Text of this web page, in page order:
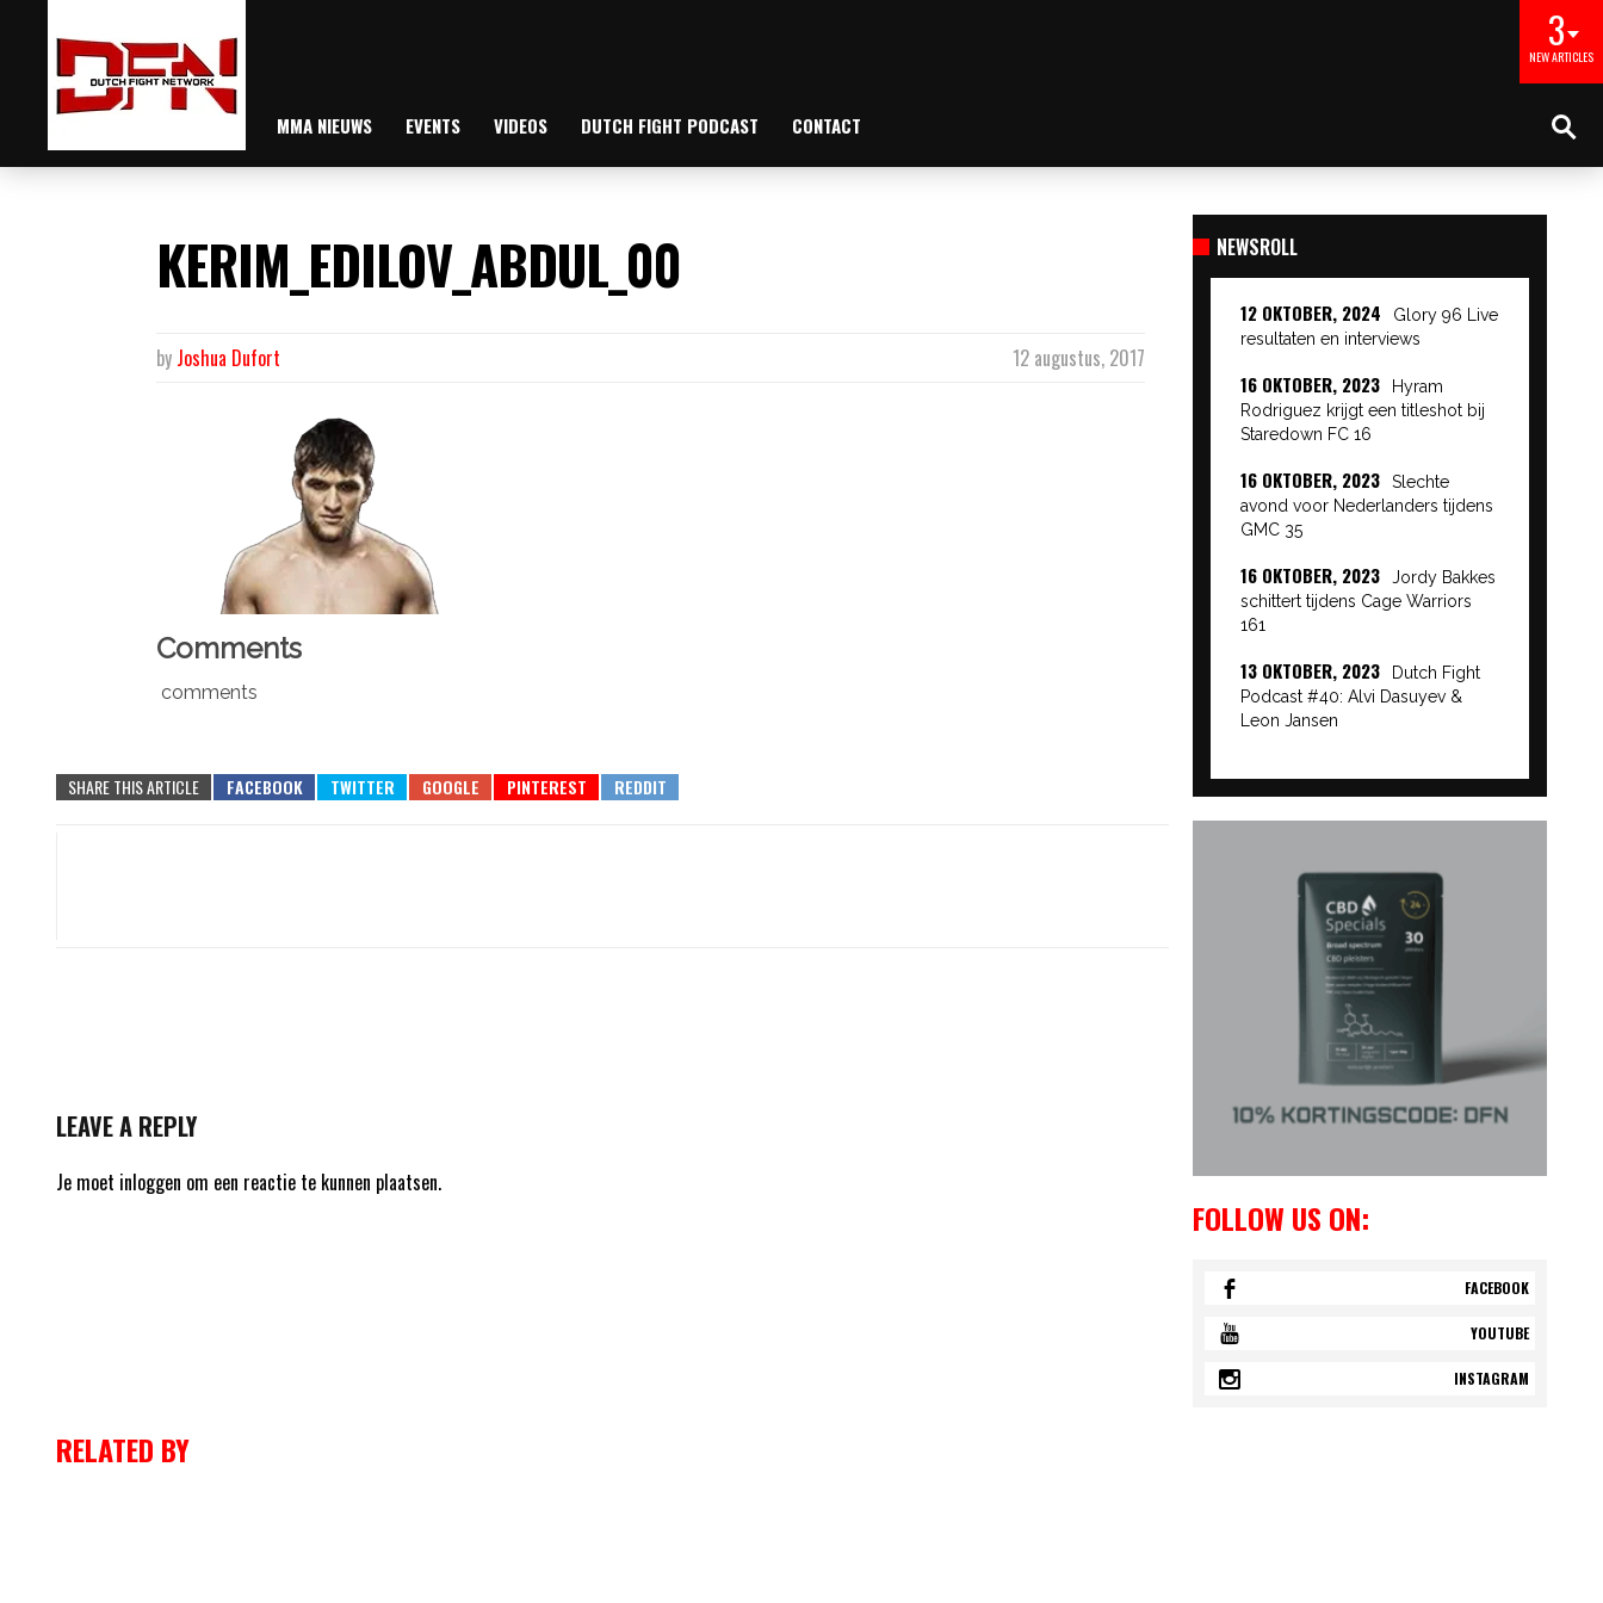
3
NEW ARTICLES
MMA NIEUWS EVENTS VIDEOS DUTCH FIGHT PODCAST CONTACT
KERIM_EDILOV_ABDUL_00
12 augustus, 2017
by Joshua Dufort
Comments
comments
SHARE THIS ARTICLE
LEAVE A REPLY
Je moet inloggen om een reactie te kunnen plaatsen.
NEWSROLL
12 OKTOBER, 2024
Glory 96 Live
resultaten en interviews
16 OKTOBER, 2023
Hyram
Rodriguez krijgt een titleshot bij
Staredown FC 16
16 OKTOBER, 2023
Slechte
avond voor Nederlanders tijdens
GMC 35
16 OKTOBER, 2023
Jordy Bakkes
schittert tijdens Cage Warriors
161
13 OKTOBER, 2023
Dutch Fight
Podcast #40: Alvi Dasuyev &
Leon Jansen
FOLLOW US ON:
FACEBOOK
YOUTUBE
INSTAGRAM
RELATED BY